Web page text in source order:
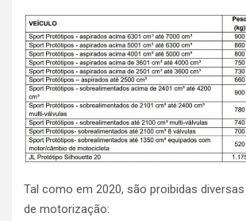
Tal como em 2020, são proibidas
de motorização: